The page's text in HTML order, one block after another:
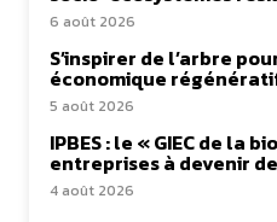
6 août 2026
S’inspirer de l’arbre
économique
5 août 2026
IPBES : le « GIEC de la
entreprises à devenir
4 août 2026